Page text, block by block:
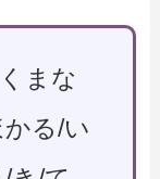
まな
る/い